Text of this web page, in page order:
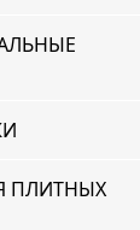
ПЛИТНЫХ